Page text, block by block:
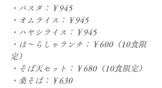
・パスタ：￥945
・オムライス：￥945
・ハヤシライス：￥945
・ほ～らしゃランチ：￥600（10食限
定）
・そば天セット：￥680（10食限定）
・桑そば：￥630